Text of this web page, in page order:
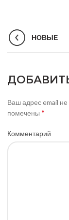
НОВЫЕ
Ваш адрес email не
помечены *
Комментарий